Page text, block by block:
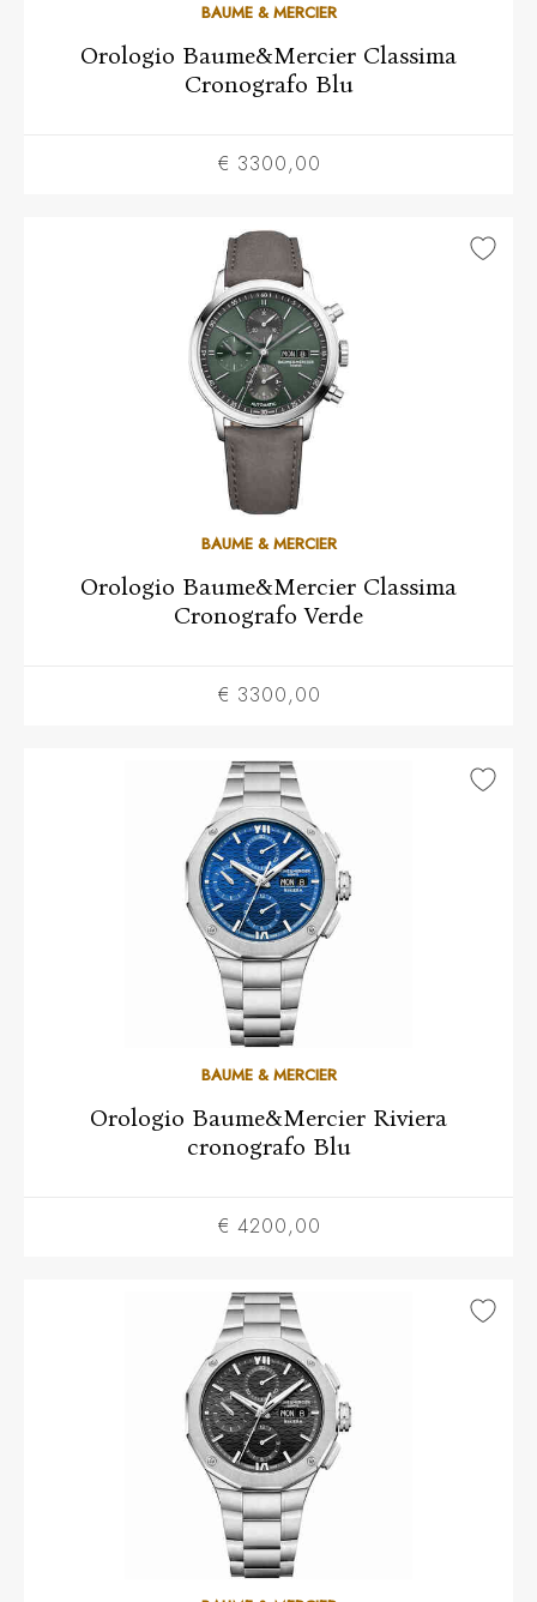
BAUME & MERCIER
Orologio Baume&Mercier Classima
Cronografo Blu
€ 3300,00
BAUME & MERCIER
Orologio Baume&Mercier Classima
Cronografo Verde
€ 3300,00
BAUME & MERCIER
Orologio Baume&Mercier Riviera
cronografo Blu
€ 4200,00